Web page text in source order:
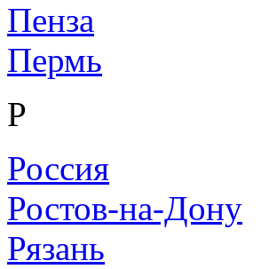
Пенза
Пермь
Р
Россия
Ростов-на-Дону
Рязань